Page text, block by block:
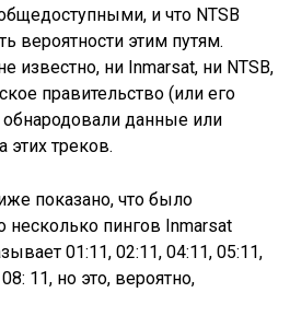
и что NTSB
вероятности этим путям.
известно, ни Inmarsat, ни NTSB,
правительство (или его
обнародовали данные или
этих треков.
показано, что было
несколько пингов Inmarsat
01:11, 02:11, 04:11, 05:11,
11, но это, вероятно,